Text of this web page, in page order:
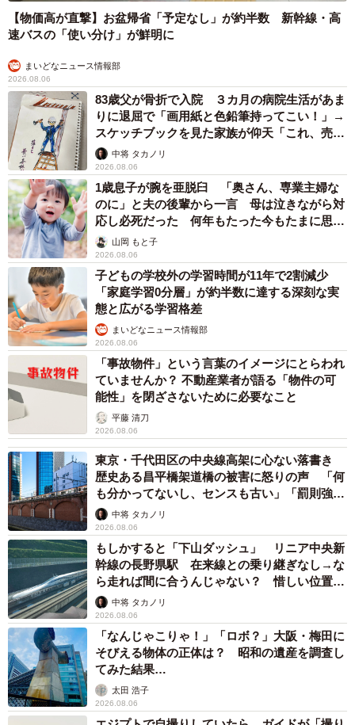
【物価高が直撃】お盆帰省「予定なし」が約半数 新幹線・高
速バスの「使い分け」が鮮明に
まいどなニュース情報部
2026.08.06
83歳父が骨折で入院 ３カ月の病院生活があま
りに退屈で「画用紙と色鉛筆持ってこい！」→
スケッチブックを見た家族が仰天「これ、売れ
ますよ…」
中将 タカノリ
2026.08.06
1歳息子が腕を亜脱臼 「奥さん、専業主婦な
のに」と夫の後輩から一言 母は泣きながら対
応し必死だった 何年もたった今もたまに思い
出し…山岡 もと子
2026.08.06
子どもの学校外の学習時間が11年で2割減少
「家庭学習0分層」が約半数に達する深刻な実
態と広がる学習格差
まいどなニュース情報部
2026.08.06
「事故物件」という言葉のイメージにとらわれ
ていませんか？ 不動産業者が語る「物件の可
能性」を閉ざさないために必要なこと
平藤 清刀
2026.08.06
東京・千代田区の中央線高架に心ない落書き
歴史ある昌平橋架道橋の被害に怒りの声 「何
も分かってないし、センスも古い」「罰則強化
して」中将 タカノリ
2026.08.06
もしかすると「下山ダッシュ」 リニア中央新
幹線の長野県駅 在来線との乗り継ぎなし→な
ら走れば間に合うんじゃない？ 惜しい位置関
係が反響
中将 タカノリ
2026.08.06
「なんじゃこりゃ！」「ロボ？」大阪・梅田に
そびえる物体の正体は？ 昭和の遺産を調査し
てみた結果…
太田 浩子
2026.08.06